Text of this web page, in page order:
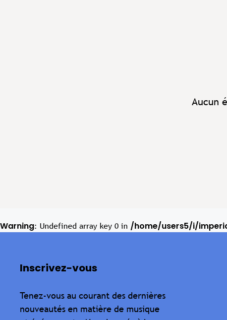
Aucun
Warning: Undefined array key 0 in /home/users5/i/
Inscrivez-vous
Tenez-vous au courant des dernières
nouveautés en matière de musique